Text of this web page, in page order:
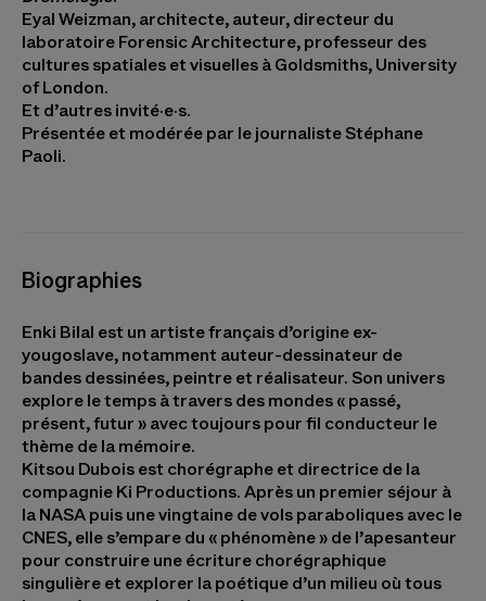
Eyal Weizman, architecte, auteur, directeur du
laboratoire Forensic Architecture, professeur des
cultures spatiales et visuelles à Goldsmiths, University
of London.
Et d’autres invité·e·s.
Présentée et modérée par le journaliste Stéphane
Paoli.
Biographies
Enki Bilal est un artiste français d’origine ex-
yougoslave, notamment auteur-dessinateur de
bandes dessinées, peintre et réalisateur. Son univers
explore le temps à travers des mondes « passé,
présent, futur » avec toujours pour fil conducteur le
thème de la mémoire.
Kitsou Dubois est chorégraphe et directrice de la
compagnie Ki Productions. Après un premier séjour à
la NASA puis une vingtaine de vols paraboliques avec le
CNES, elle s’empare du « phénomène » de l’apesanteur
pour construire une écriture chorégraphique
singulière et explorer la poétique d’un milieu où tous